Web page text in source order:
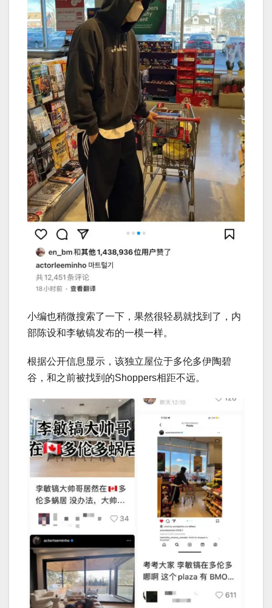
小编也稍微搜索了一下，果然很轻易就找到了，内
部陈设和李敏镐发布的一模一样。
根据公开信息显示，该独立屋位于多伦多伊陶碧
谷，和之前被找到的Shoppers相距不远。